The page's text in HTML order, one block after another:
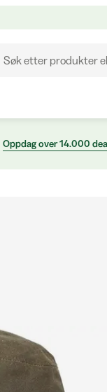
Søk etter produkter
Oppdag over 14.000